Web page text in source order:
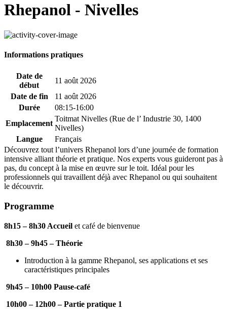
Rhepanol - Nivelles
Informations pratiques
Date de
début
11 août 2026
Date de fin
11 août 2026
Durée
08:15-16:00
Emplacement
Toitmat Nivelles (Rue de l’ Industrie 30, 1400
Nivelles)
Langue
Français
Découvrez tout l’univers Rhepanol lors d’une journée de formation
intensive alliant théorie et pratique. Nos experts vous guideront pas à
pas, du concept à la mise en œuvre sur le toit. Idéal pour les
professionnels qui travaillent déjà avec Rhepanol ou qui souhaitent
le découvrir.
Programme
8h15 – 8h30 Accueil et café de bienvenue
8h30 – 9h45 – Théorie
Introduction à la gamme Rhepanol, ses applications et ses
caractéristiques principales
9h45 – 10h00 Pause-café
10h00 – 12h00 – Partie pratique 1